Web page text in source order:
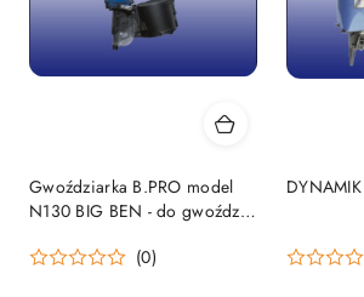
Gwoździarka B.PRO model
N130 BIG BEN - do gwoździ
(0)